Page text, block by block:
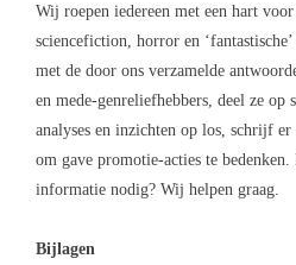
Wij roepen iedereen met een hart
sciencefiction, horror en
met de door ons verzamelde
en mede-genreliefhebbers, deel ze op
analyses en inzichten op los, schrijf
om gave promotie-acties te
informatie nodig? Wij helpen graag.
Bijlagen